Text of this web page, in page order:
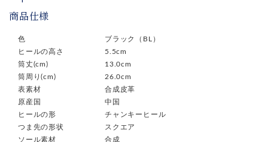
商品仕様
色
ブラック（BL）
ヒールの高さ
5.5cm
筒丈(cm)
13.0cm
筒周り(cm)
26.0cm
表素材
合成皮革
原産国
中国
ヒールの形
チャンキーヒール
つま先の形状
スクエア
ソール素材
合成